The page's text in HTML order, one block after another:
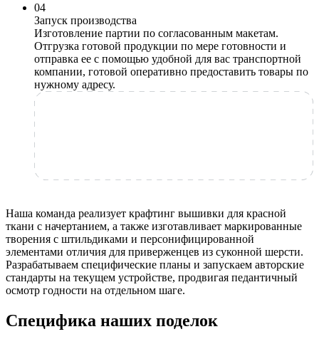
04
Запуск производства
Изготовление партии по согласованным макетам.
Отгрузка готовой продукции по мере готовности и
отправка ее с помощью удобной для вас транспортной
компании, готовой оперативно предоставить товары по
нужному адресу.
Наша команда реализует крафтинг вышивки для красной
ткани с начертанием, а также изготавливает маркированные
творения с штильдиками и персонифицированной
элементами отличия для приверженцев из суконной шерсти.
Разрабатываем специфические планы и запускаем авторские
стандарты на текущем устройстве, продвигая педантичный
осмотр годности на отдельном шаге.
Специфика наших поделок